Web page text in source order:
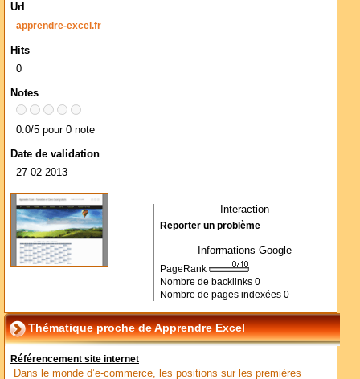
Url
apprendre-excel.fr
Hits
0
Notes
0.0/5 pour 0 note
Date de validation
27-02-2013
Interaction
Reporter un problème
Informations Google
PageRank
Nombre de backlinks 0
Nombre de pages indexées 0
Thématique proche de Apprendre Excel
Référencement site internet
Dans le monde d’e-commerce, les positions sur les premières